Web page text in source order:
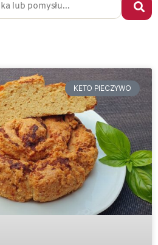
KETO PIECZYWO